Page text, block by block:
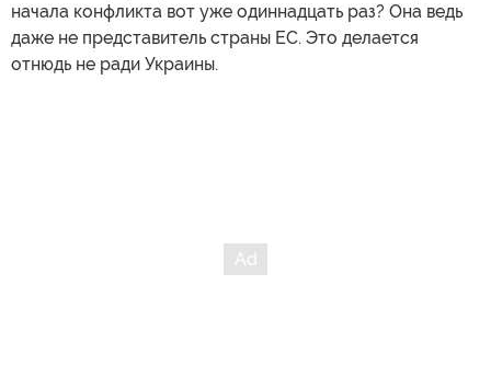
начала конфликта вот уже одиннадцать раз? Она ведь
даже не представитель страны ЕС. Это делается
отнюдь не ради Украины.